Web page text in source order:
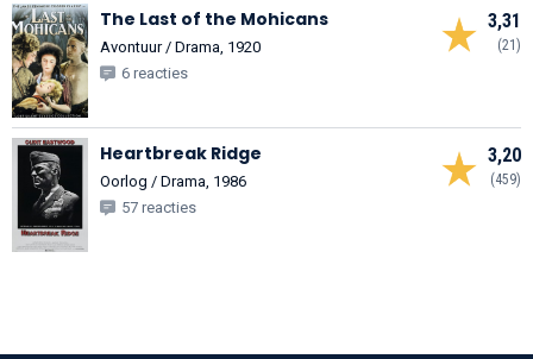
3,31
(21)
The Last of the Mohicans
Avontuur / Drama, 1920
6 reacties
3,20
(459)
Heartbreak Ridge
Oorlog / Drama, 1986
57 reacties